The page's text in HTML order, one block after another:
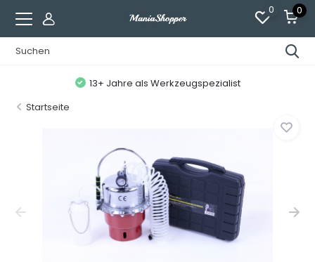
0 0
13+ Jahre als Werkzeugspezialist
Startseite